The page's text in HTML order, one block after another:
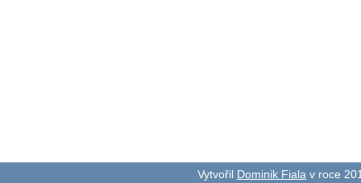
Vytvořil Dominik Fiala v roce